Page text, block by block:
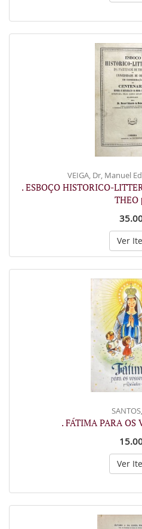
VEIGA, Dr, Manuel
. ESBOÇO HISTORICO-
THEO
Ver
. FÁTIMA PARA OS
Ver